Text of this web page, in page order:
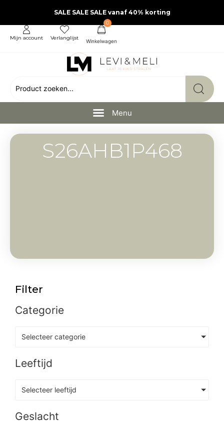
SALE SALE SALE vanaf 40% korting
Mijn account Verlanglijst
0
S26AHB1P468
Filter
Categorie
Selecteer categorie
Leeftijd
Selecteer leeftijd
Geslacht